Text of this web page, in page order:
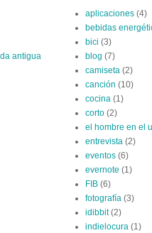
antigua
aplicaciones (4)
bebidas
bici (3)
blog (7)
camiseta (2)
canción (10)
cocina (1)
corto (2)
el hombre en el
entrevista (2)
eventos (6)
evernote (1)
FIB (6)
fotografía (3)
idibbit (2)
indielocura (1)